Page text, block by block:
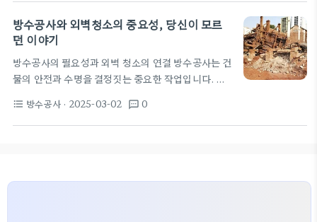
건물에서 외벽 청소 작업 중 강풍의 영향을 받은 사건
이 발생했습니다. 작업자들이 타고 있던 곤돌라가 흔
들리며 안전 문제가 커졌습니다. 이는 방수공사와 관
소는 안전과 관리의 기본 중 하나로, 전문 아파트 관리
업체에 맡기는 것이 좋은 선택입니다. 방수공사와 외
벽 청소의 연결
방수공사는 외벽 청소와 깊은 관련
방수공사와 외벽청소의 중요성, 당신이 모르
던 이야기
방수공사의 필요성과 외벽 청소의 연결 방수공사는 건
물의 안전과 수명을 결정짓는 중요한 작업입니다. 특
한 문제가 발생할 수 있습니다. 최근 양주에서 발생한
비극적인 외벽 청소 사고는 이러한 위험성을 일깨워
format_list_bulleted 방수공사 · 2025-03-02 textsms 0